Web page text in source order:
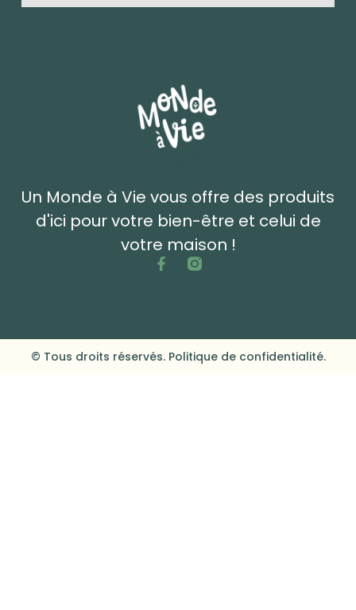
Un Monde à Vie vous offre des produits
d'ici pour votre bien-être et celui de
votre maison !
© Tous droits réservés. Politique de confidentialité.